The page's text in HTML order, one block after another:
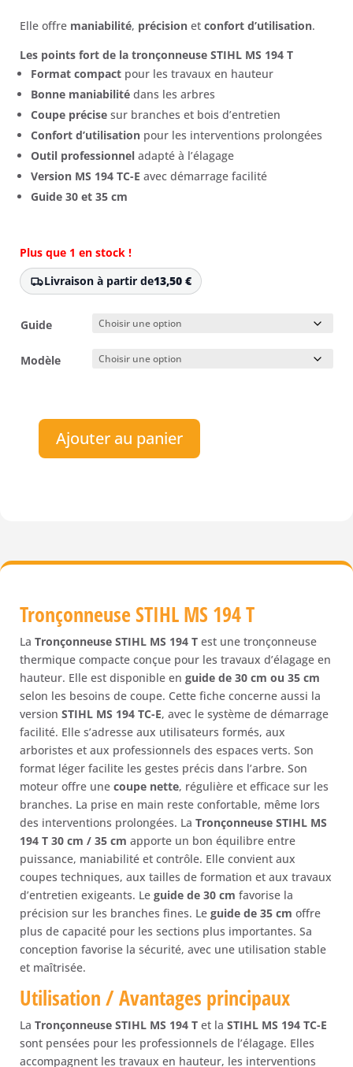
Elle offre maniabilité, précision et confort d’utilisation.
Les points fort de la tronçonneuse STIHL MS 194 T
Format compact pour les travaux en hauteur
Bonne maniabilité dans les arbres
Coupe précise sur branches et bois d’entretien
Confort d’utilisation pour les interventions prolongées
Outil professionnel adapté à l’élagage
Version MS 194 TC-E avec démarrage facilité
Guide 30 et 35 cm
Plus que 1 en stock !
Livraison à partir de13,50 €
Guide
Modèle
quantitéAjouter au panier
Tronçonneuse STIHL MS 194 T
La Tronçonneuse STIHL MS 194 T est une tronçonneuse
thermique compacte conçue pour les travaux d’élagage en
hauteur. Elle est disponible en guide de 30 cm ou 35 cm
selon les besoins de coupe. Cette fiche concerne aussi la
version STIHL MS 194 TC-E, avec le système de démarrage
facilité. Elle s’adresse aux utilisateurs formés, aux
arboristes et aux professionnels des espaces verts. Son
format léger facilite les gestes précis dans l’arbre. Son
moteur offre une coupe nette, régulière et efficace sur les
branches. La prise en main reste confortable, même lors
des interventions prolongées. La Tronçonneuse STIHL MS
194 T 30 cm / 35 cm apporte un bon équilibre entre
puissance, maniabilité et contrôle. Elle convient aux
coupes techniques, aux tailles de formation et aux travaux
d’entretien exigeants. Le guide de 30 cm favorise la
précision sur les branches fines. Le guide de 35 cm offre
plus de capacité pour les sections plus importantes. Sa
conception favorise la sécurité, avec une utilisation stable
et maîtrisée.
Utilisation / Avantages principaux
La Tronçonneuse STIHL MS 194 T et la STIHL MS 194 TC-E
sont pensées pour les professionnels de l’élagage. Elles
accompagnent les travaux en hauteur, les interventions